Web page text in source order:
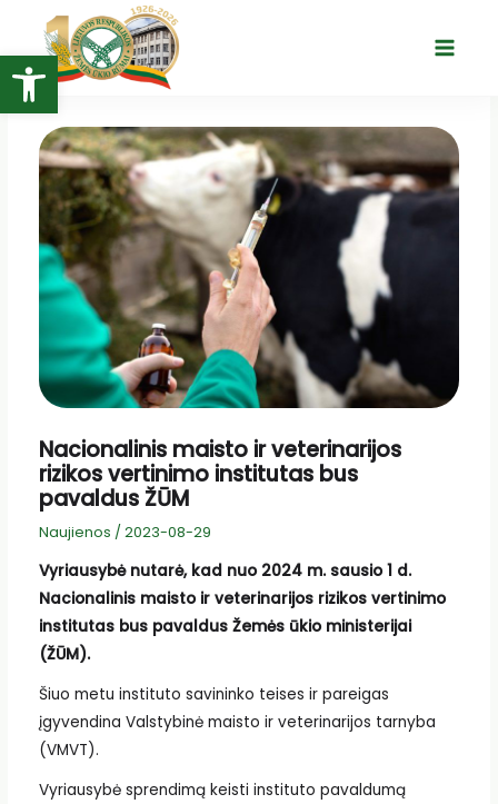
Open toolbar
turinio
Main
Nacionalinis maisto ir veterinarijos
rizikos vertinimo institutas bus
pavaldus ŽŪM
Naujienos / 2023-08-29
Vyriausybė nutarė, kad nuo 2024 m. sausio 1 d.
Nacionalinis maisto ir veterinarijos rizikos vertinimo
institutas bus pavaldus Žemės ūkio ministerijai
(ŽŪM).
Šiuo metu instituto savininko teises ir pareigas
įgyvendina Valstybinė maisto ir veterinarijos tarnyba
(VMVT).
Vyriausybė sprendimą keisti instituto pavaldumą